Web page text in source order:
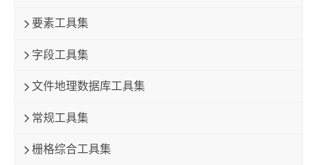
要素工具集
字段工具集
文件地理数据库工具集
常规工具集
栅格综合工具集